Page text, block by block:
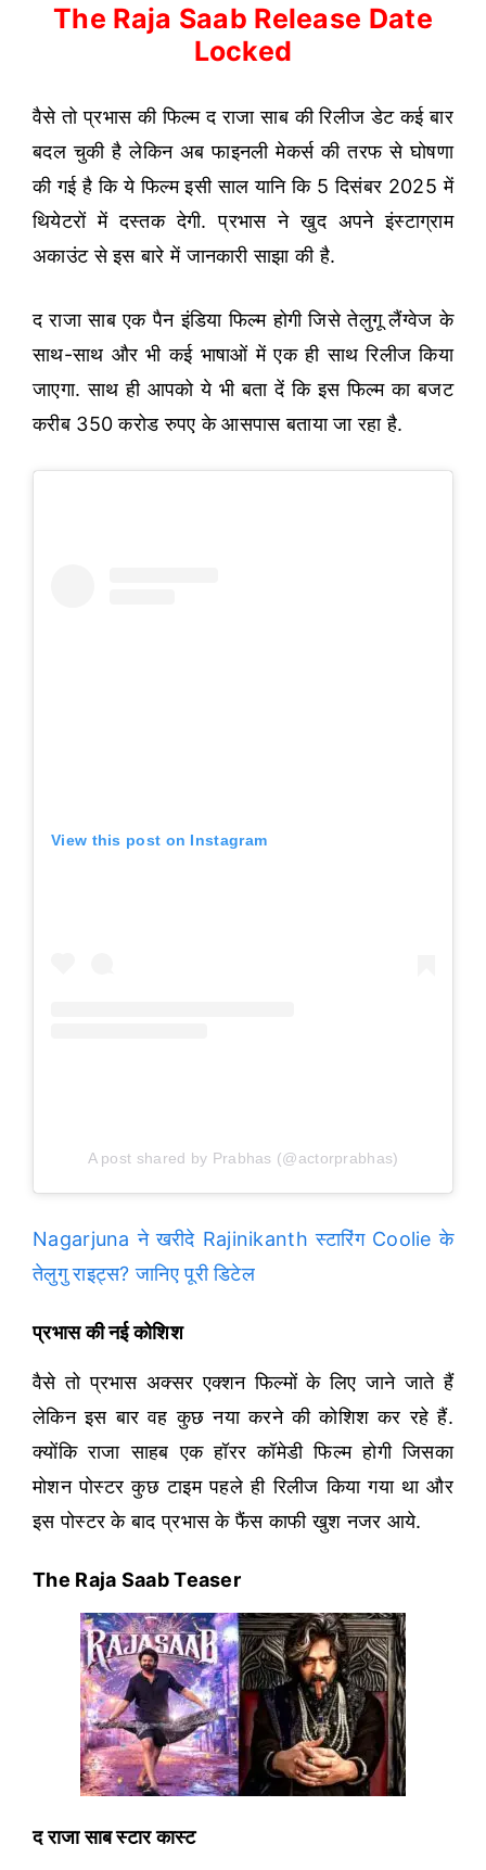
The Raja Saab Release Date
Locked
वैसे तो प्रभास की फिल्म द राजा साब की रिलीज डेट कई बार
बदल चुकी है लेकिन अब फाइनली मेकर्स की तरफ से घोषणा
की गई है कि ये फिल्म इसी साल यानि कि 5 दिसंबर 2025 में
थियेटरों में दस्तक देगी. प्रभास ने खुद अपने इंस्टाग्राम
अकाउंट से इस बारे में जानकारी साझा की है.
द राजा साब एक पैन इंडिया फिल्म होगी जिसे तेलुगू लैंग्वेज के
साथ-साथ और भी कई भाषाओं में एक ही साथ रिलीज किया
जाएगा. साथ ही आपको ये भी बता दें कि इस फिल्म का बजट
करीब 350 करोड रुपए के आसपास बताया जा रहा है.
View this post on Instagram
A post shared by Prabhas (@actorprabhas)
Nagarjuna ने खरीदे Rajinikanth स्टारिंग Coolie के
तेलुगु राइट्स? जानिए पूरी डिटेल
प्रभास की नई कोशिश
वैसे तो प्रभास अक्सर एक्शन फिल्मों के लिए जाने जाते हैं
लेकिन इस बार वह कुछ नया करने की कोशिश कर रहे हैं.
क्योंकि राजा साहब एक हॉरर कॉमेडी फिल्म होगी जिसका
मोशन पोस्टर कुछ टाइम पहले ही रिलीज किया गया था और
इस पोस्टर के बाद प्रभास के फैंस काफी खुश नजर आये.
The Raja Saab Teaser
द राजा साब स्टार कास्ट